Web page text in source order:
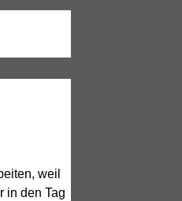
weil
in den Tag